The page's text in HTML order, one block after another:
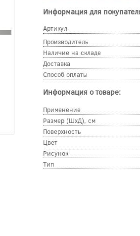
Информация для
Артикул
Производитель
Наличие на складе
Доставка
Способ оплаты
Информация о товаре:
Применение
Размер (ШхД), см
Поверхность
Цвет
Рисунок
Тип